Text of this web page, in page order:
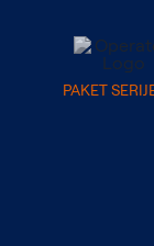
PAKET